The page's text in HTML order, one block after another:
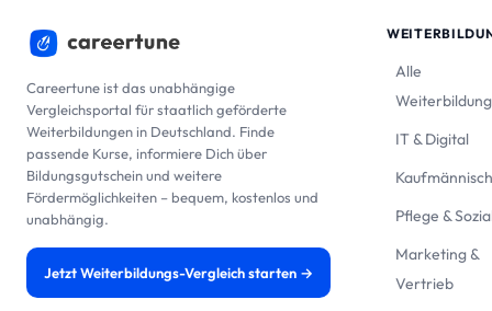
Careertune ist das unabhängige
Vergleichsportal für staatlich geförderte
Weiterbildungen in Deutschland. Finde
passende Kurse, informiere Dich über
Bildungsgutschein und weitere
Fördermöglichkeiten – bequem, kostenlos und
unabhängig.
Jetzt Weiterbildungs-Vergleich starten →
Alle
IT & Digital
Kaufmännisch
Pflege &
Marketing &
Vertrieb